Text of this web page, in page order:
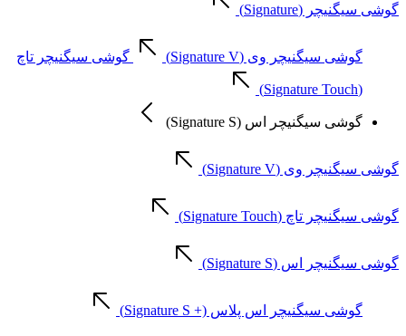
گوشی سیگنیچر (Signature)
گوشی سیگنیچر وی (Signature V) گوشی سیگنیچر تاچ
(Signature Touch)
گوشی سیگنیچر اس (Signature S)
گوشی سیگنیچر وی (Signature V)
گوشی سیگنیچر تاچ (Signature Touch)
گوشی سیگنیچر اس (Signature S)
گوشی سیگنیچر اس پلاس (+ Signature S)